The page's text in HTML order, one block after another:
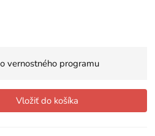
vernostného programu